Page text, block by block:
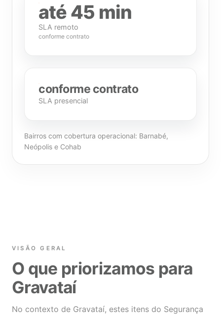
até 45 min
SLA remoto
conforme contrato
conforme contrato
SLA presencial
Bairros com cobertura operacional: Barnabé,
Neópolis e Cohab
VISÃO GERAL
O que priorizamos para
Gravataí
No contexto de Gravataí, estes itens do Segurança